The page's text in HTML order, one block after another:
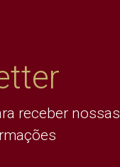
receber nossas